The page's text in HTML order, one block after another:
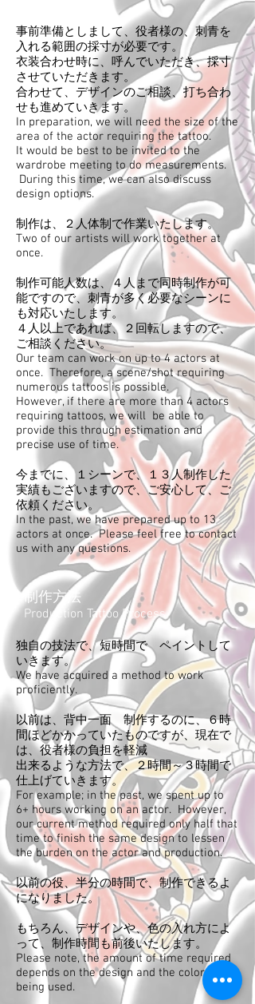
事前準備としまして、役者様の、刺青を
入れる範囲の採寸が必要です。
衣装合わせ時に、呼んでいただき、採寸
させていただきます。
​合わせて、デザインのご相談、打ち合わ
せも進めていきます。
In preparation, we will need the size of the
area of the actor requiring the tattoo.
It would be best to be invited to the
wardrobe meeting to do measurements.
During this time, we can also discuss
design options.
制作は、２人体制で作業いたします。
Two of our artists will work together at
once.
制作可能人数は、４人まで同時制作が可
能ですので、刺青が多く必要なシーンに
も対応いたします。
４人以上であれば、２回転しますので、
ご相談ください。
Our team can work on up to 4 actors at
once. Therefore, a scene/shot requiring
numerous tattoos is possible.
However, if there are more than 4 actors
requiring tattoos, we will be able to
provide this through estimation and
precise use of time.
​今までに、１シーンで、１３人制作した
実績もございますので、ご安心して、ご
依頼ください。
In the past, we have prepared up to 13
actors at once. Please feel free to contact
us with any questions.
制作方法
Production Tattoo Process
独自の技法で、短時間で ペイントして
いきます。
We have acquired a method to work
proficiently.
以前は、背中一面 制作するのに、６時
間ほどかかっていたものですが、現在で
は、役者様の負担を軽減
出来るような方法で、２時間～３時間で
仕上げていきます。
For example; in the past, we spent up to
6+ hours working on an actor. However,
our current method required only half that
time to finish the same design to lessen
the burden on the actor and production.
以前の役、半分の時間で、制作できるよ
になりました。
​もちろん、デザインや、色の入れ方によ
って、制作時間も前後いたします。​
Please note, the amount of time required
depends on the design and the colors
being used.